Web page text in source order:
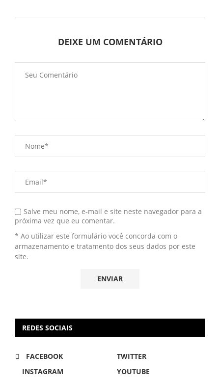
DEIXE UM COMENTÁRIO
Salve meu nome, e-mail e site neste navegador para a
próxima vez que eu comentar.
* Ao utilizar este formulário você concorda com o
armazenamento e tratamento dos seus dados por este
site.
REDES SOCIAIS
FACEBOOK
TWITTER
INSTAGRAM
YOUTUBE